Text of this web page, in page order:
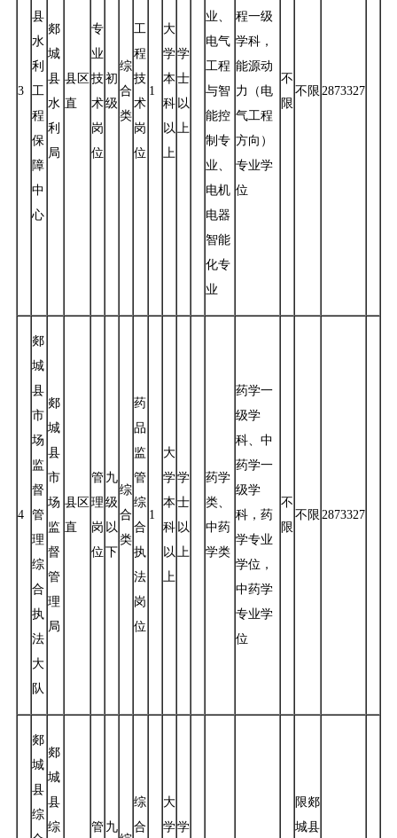
3
县
水
利
工
程
保
障
中
心
郯
城
县
水
利
局
县区
直
专
业
技
术
岗
位
初
级
综
合
类
工
程
技
术
岗
位
1
大
学
本
科
以
上
学
士
以
上
业、
电气
工程
与智
能控
制专
业、
电机
电器
智能
化专
业
程一级
学科，
能源动
力（电
气工程
方向）
专业学
位
不
限
不限 2873327
4
郯
城
县
市
场
监
督
管
理
综
合
执
法
大
队
郯
城
县
市
场
监
督
管
理
局
县区
直
管
理
岗
位
九
级
以
下
综
合
类
药
品
监
管
综
合
执
法
岗
位
1
大
学
本
科
以
上
学
士
以
上
药学
类、
中药
学类
药学一
级学
科、中
药学一
级学
科，药
学专业
学位，
中药学
专业学
位
不
限
不限 2873327
郯
城
县
综
郯
城
县
综
管 九
综
合
大
学学
限郯
城县